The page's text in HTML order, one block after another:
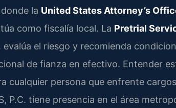
la United States Attorney’s
como fiscalía local. La Pretrial
evalúa el riesgo y recomienda
de fianza en efectivo. Entender
cualquier persona que enfrente
P.C. tiene presencia en el área